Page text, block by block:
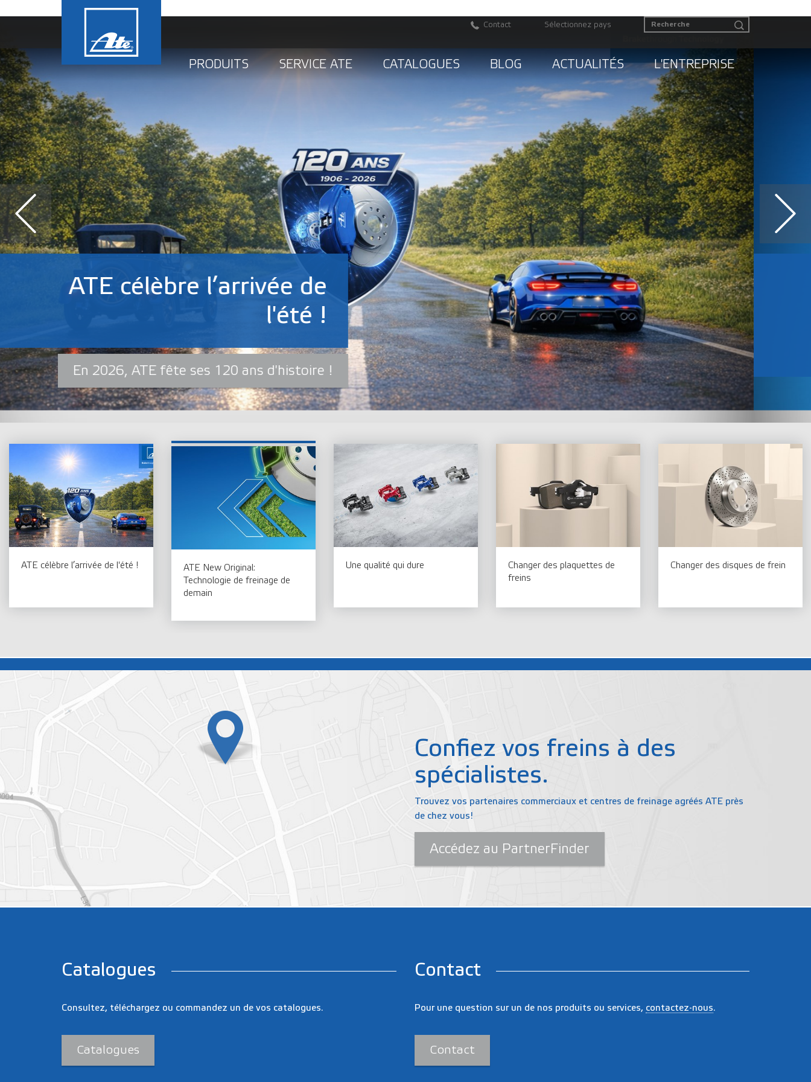
Contact Sélectionnez pays
PRODUITS SERVICE ATE CATALOGUES BLOG ACTUALITÉS L'ENTREPRISE
ATE New Original:
Technologie de freinage de
demain
En savoir plus
ATE célèbre l’arrivée de l'été !
ATE New Original:
Technologie de freinage de
demain
Une qualité qui dure
Changer des plaquettes de
freins
Changer des disques de frein
Confiez vos freins à des
spécialistes.
Trouvez vos partenaires commerciaux et centres de freinage agréés ATE près
de chez vous!
Accédez au PartnerFinder
Catalogues
Consultez, téléchargez ou commandez un de vos catalogues.
Catalogues
Contact
Pour une question sur un de nos produits ou services, contactez-nous.
Contact